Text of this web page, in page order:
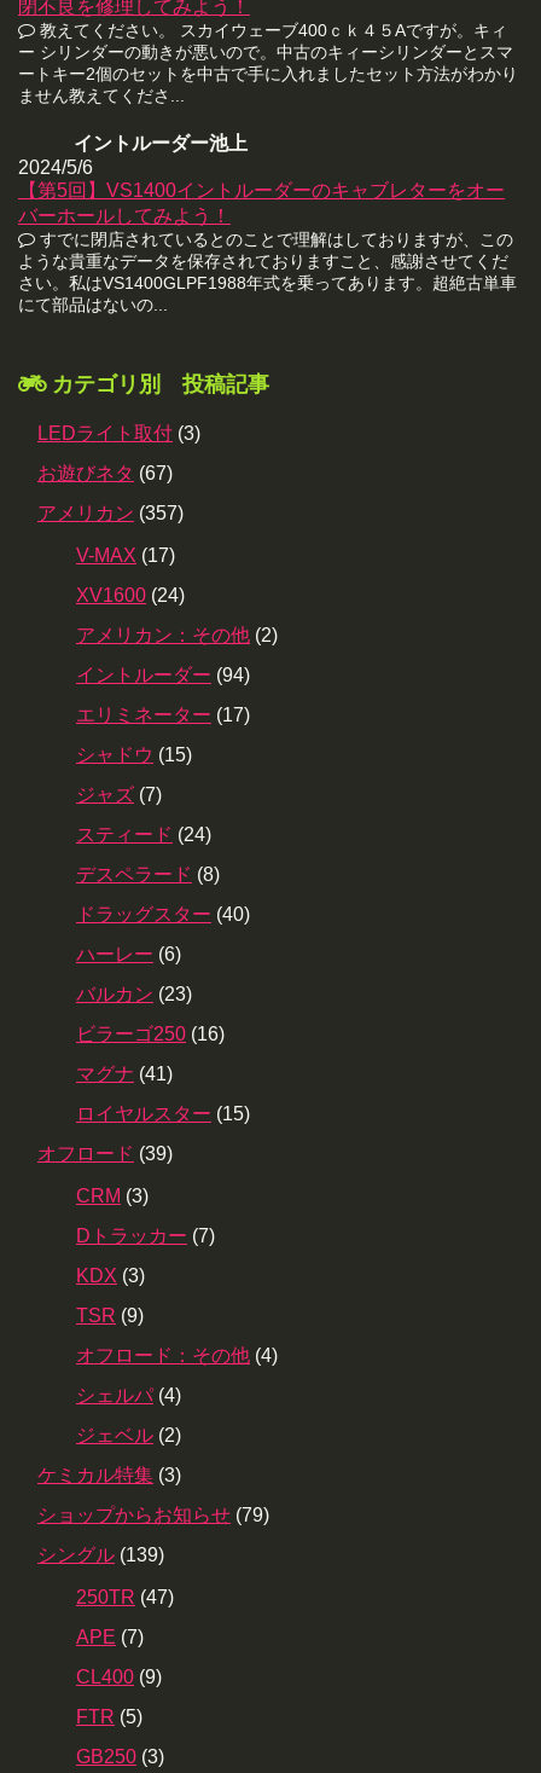
閉不良を修理してみよう！
教えてください。 スカイウェーブ400ｃｋ４５Aですが。キィ
ー シリンダーの動きが悪いので。中古のキィーシリンダーとスマ
ートキー2個のセットを中古で手に入れましたセット方法がわかり
ません教えてくださ...
イントルーダー池上
2024/5/6
【第5回】VS1400イントルーダーのキャブレターをオー
バーホールしてみよう！
すでに閉店されているとのことで理解はしておりますが、この
ような貴重なデータを保存されておりますこと、感謝させてくだ
さい。私はVS1400GLPF1988年式を乗ってあります。超絶古単車
にて部品はないの...
カテゴリ別 投稿記事
LEDライト取付 (3)
お遊びネタ (67)
アメリカン (357)
V-MAX (17)
XV1600 (24)
アメリカン：その他 (2)
イントルーダー (94)
エリミネーター (17)
シャドウ (15)
ジャズ (7)
スティード (24)
デスペラード (8)
ドラッグスター (40)
ハーレー (6)
バルカン (23)
ビラーゴ250 (16)
マグナ (41)
ロイヤルスター (15)
オフロード (39)
CRM (3)
Dトラッカー (7)
KDX (3)
TSR (9)
オフロード：その他 (4)
シェルパ (4)
ジェベル (2)
ケミカル特集 (3)
ショップからお知らせ (79)
シングル (139)
250TR (47)
APE (7)
CL400 (9)
FTR (5)
GB250 (3)